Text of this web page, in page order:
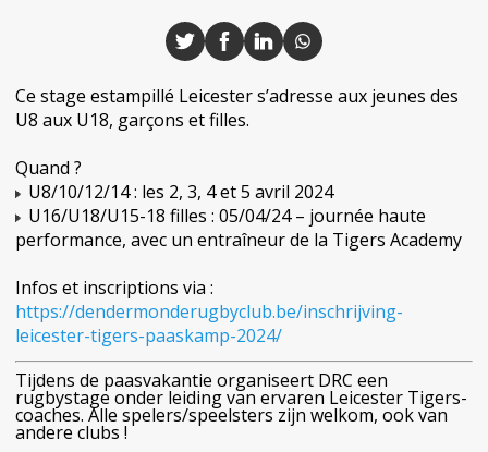
Ce stage estampillé Leicester s’adresse aux jeunes des
U8 aux U18, garçons et filles.
Quand ?
U8/10/12/14 : les 2, 3, 4 et 5 avril 2024
U16/U18/U15-18 filles : 05/04/24 – journée haute
performance, avec un entraîneur de la Tigers Academy
Infos et inscriptions via :
https://dendermonderugbyclub.be/inschrijving-
leicester-tigers-paaskamp-2024/
Tijdens de paasvakantie organiseert DRC een
rugbystage onder leiding van ervaren Leicester Tigers-
coaches. Alle spelers/speelsters zijn welkom, ook van
andere clubs !